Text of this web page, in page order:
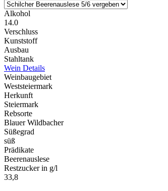
Alkohol
14.0
Verschluss
Kunststoff
Ausbau
Stahltank
Wein Details
Weinbaugebiet
Weststeiermark
Herkunft
Steiermark
Rebsorte
Blauer Wildbacher
Süßegrad
süß
Prädikate
Beerenauslese
Restzucker in g/l
33,8